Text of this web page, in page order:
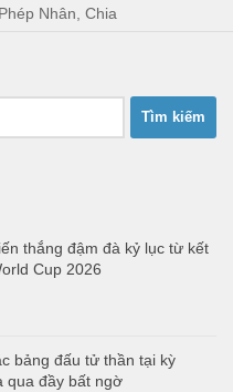
Nhân, Chia
thắng đậm đà kỷ lục từ kết
Cup 2026
bảng đấu tử thần tại kỳ
qua đầy bất ngờ